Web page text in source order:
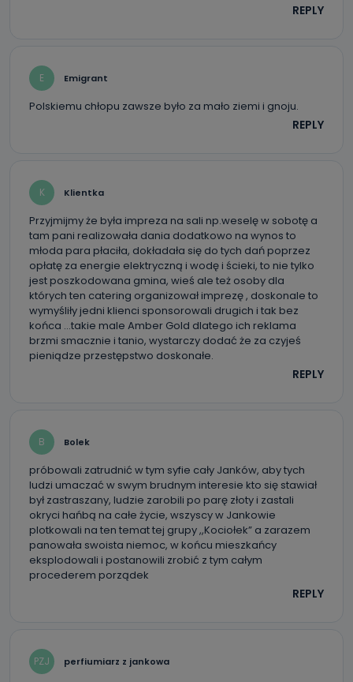
REPLY
E Emigrant
Polskiemu chłopu zawsze było za mało ziemi i gnoju.
REPLY
K Klientka
Przyjmijmy że była impreza na sali np.weselę w sobotę a
tam pani realizowała dania dodatkowo na wynos to
młoda para płaciła, dokładała się do tych dań poprzez
opłatę za energie elektryczną i wodę i ścieki, to nie tylko
jest poszkodowana gmina, wieś ale też osoby dla
których ten catering organizował imprezę , doskonale to
wymyśliły jedni klienci sponsorowali drugich i tak bez
końca …takie male Amber Gold dlatego ich reklama
brzmi smacznie i tanio, wystarczy dodać że za czyjeś
pieniądze przestępstwo doskonałe.
REPLY
B Bolek
próbowali zatrudnić w tym syfie cały Janków, aby tych
ludzi umaczać w swym brudnym interesie kto się stawiał
był zastraszany, ludzie zarobili po parę złoty i zastali
okryci hańbą na całe życie, wszyscy w Jankowie
plotkowali na ten temat tej grupy ,,Kociołek” a zarazem
panowała swoista niemoc, w końcu mieszkańcy
eksplodowali i postanowili zrobić z tym całym
procederem porządek
REPLY
PZJ perfiumiarz z jankowa